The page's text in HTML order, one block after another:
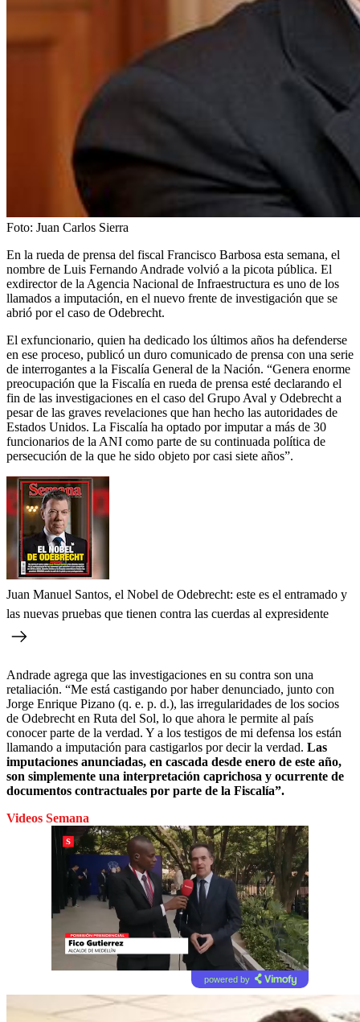
Foto: Juan Carlos Sierra
En la rueda de prensa del fiscal Francisco Barbosa esta semana, el
nombre de Luis Fernando Andrade volvió a la picota pública. El
exdirector de la Agencia Nacional de Infraestructura es uno de los
llamados a imputación, en el nuevo frente de investigación que se
abrió por el caso de Odebrecht.
El exfuncionario, quien ha dedicado los últimos años ha defenderse
en ese proceso, publicó un duro comunicado de prensa con una serie
de interrogantes a la Fiscalía General de la Nación. “Genera enorme
preocupación que la Fiscalía en rueda de prensa esté declarando el
fin de las investigaciones en el caso del Grupo Aval y Odebrecht a
pesar de las graves revelaciones que han hecho las autoridades de
Estados Unidos. La Fiscalía ha optado por imputar a más de 30
funcionarios de la ANI como parte de su continuada política de
persecución de la que he sido objeto por casi siete años”.
Juan Manuel Santos, el Nobel de Odebrecht: este es el entramado y
las nuevas pruebas que tienen contra las cuerdas al expresidente
Andrade agrega que las investigaciones en su contra son una
retaliación. “Me está castigando por haber denunciado, junto con
Jorge Enrique Pizano (q. e. p. d.), las irregularidades de los socios
de Odebrecht en Ruta del Sol, lo que ahora le permite al país
conocer parte de la verdad. Y a los testigos de mi defensa los están
llamando a imputación para castigarlos por decir la verdad. Las
imputaciones anunciadas, en cascada desde enero de este año,
son simplemente una interpretación caprichosa y ocurrente de
documentos contractuales por parte de la Fiscalía”.
Videos Semana
powered by